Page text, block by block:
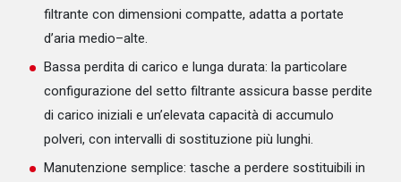
filtrante con dimensioni compatte, adatta a portate
d’aria medio–alte.
Bassa perdita di carico e lunga durata: la particolare
configurazione del setto filtrante assicura basse perdite
di carico iniziali e un’elevata capacità di accumulo
polveri, con intervalli di sostituzione più lunghi.
Manutenzione semplice: tasche a perdere sostituibili in